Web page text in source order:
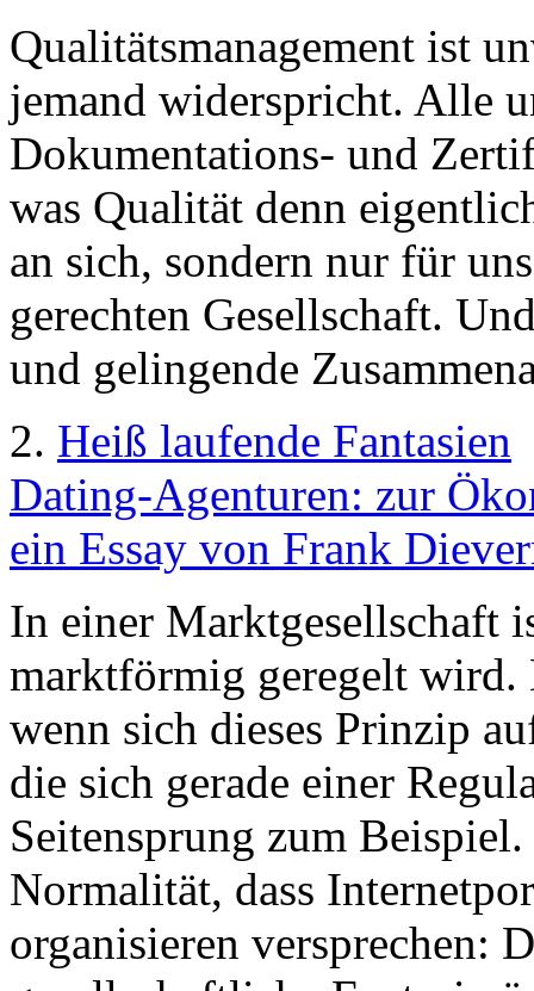
Qualitätsmanagement ist
jemand widerspricht. Alle
Dokumentations- und
was Qualität denn
an sich, sondern nur für
gerechten Gesellschaft.
und gelingende
2. Heiß laufende Fantasien
Dating-Agenturen: zur
ein Essay von Frank
In einer Marktgesellschaft
marktförmig geregelt wird.
wenn sich dieses Prinzip
die sich gerade einer
Seitensprung zum
Normalität, dass
organisieren versprechen: